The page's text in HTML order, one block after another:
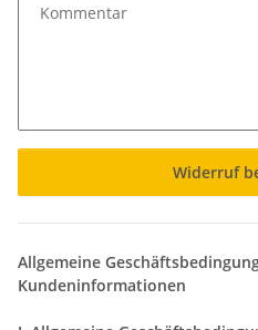
Kommentar
Widerruf
Allgemeine
Kundeninformationen